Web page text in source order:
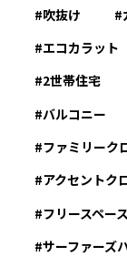
吹抜け
エコカラット
2世帯住宅
バルコニー
ファミリーク
アクセントク
フリースペース
サーファーズ